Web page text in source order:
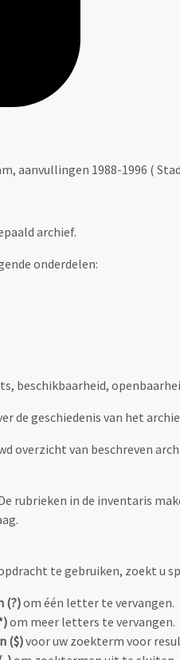
aanvullingen 1988-1996 (
archief.
onderdelen:
beschikbaarheid,
geschiedenis van het
overzicht van beschreven
rubrieken in de inventaris
te gebruiken, zoekt u
(?)om één letter te vervangen.
om meer letters te vervangen.
($)voor uw zoekterm voor